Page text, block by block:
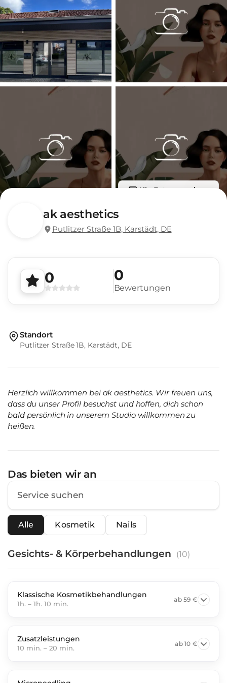
Alle Fotos anzeigen
ak aesthetics
Putlitzer Straße 1B, Karstädt, DE
0 0
Bewertungen
Standort
Putlitzer Straße 1B, Karstädt, DE
Herzlich willkommen bei ak aesthetics. Wir freuen uns,
dass du unser Profil besuchst und hoffen, dich schon
bald persönlich in unserem Studio willkommen zu
heißen.
Das bieten wir an
Alle Kosmetik Nails
Gesichts- & Körperbehandlungen (10)
Klassische Kosmetikbehandlungen
1h. – 1h. 10 min.
ab59 €
Zusatzleistungen
10 min. – 20 min.
ab10 €